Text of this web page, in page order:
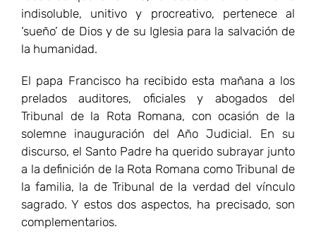
indisoluble, unitivo y procreativo, pertenece al
‘sueño’ de Dios y de su Iglesia para la salvación de
la humanidad.
El papa Francisco ha recibido esta mañana a los
prelados auditores, oficiales y abogados del
Tribunal de la Rota Romana, con ocasión de la
solemne inauguración del Año Judicial. En su
discurso, el Santo Padre ha querido subrayar junto
a la definición de la Rota Romana como Tribunal de
la familia, la de Tribunal de la verdad del vínculo
sagrado. Y estos dos aspectos, ha precisado, son
complementarios.